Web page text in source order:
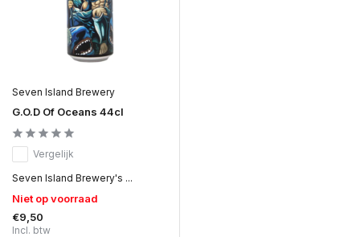
Seven Island Brewery
G.O.D Of Oceans 44cl
Vergelijk
Seven Island Brewery's ...
Niet op voorraad
€9,50
Incl. btw